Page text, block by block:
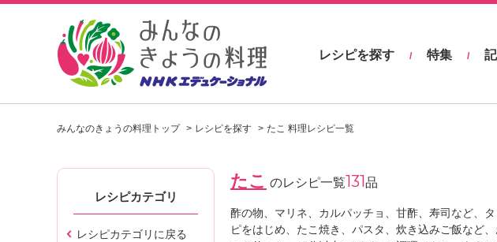
し
シ
を
見
レシピを探す / 特集 /
みんなのきょうの料理トップ レシピを探す たこ 料理レシピ一覧
レシピカテゴリ
レシピカテゴリに戻る
たこ のレシピ一覧131品
酢の物、マリネ、カルパッチョ、甘酢、寿司など、
ピをはじめ、たこ焼き、パスタ、炊き込みご飯など